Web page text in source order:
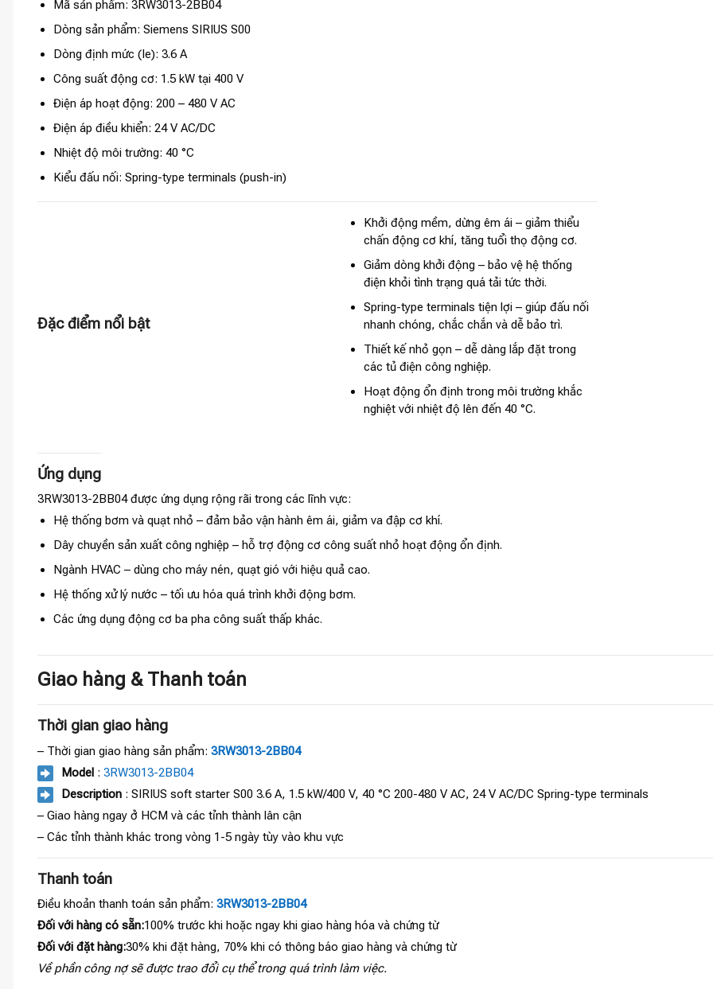
Mã sản phẩm: 3RW3013-2BB04
Dòng sản phẩm: Siemens SIRIUS S00
Dòng định mức (Ie): 3.6 A
Công suất động cơ: 1.5 kW tại 400 V
Điện áp hoạt động: 200 – 480 V AC
Điện áp điều khiển: 24 V AC/DC
Nhiệt độ môi trường: 40 °C
Kiểu đấu nối: Spring-type terminals (push-in)
Đặc điểm nổi bật
Khởi động mềm, dừng êm ái – giảm thiểu
chấn động cơ khí, tăng tuổi thọ động cơ.
Giảm dòng khởi động – bảo vệ hệ thống
điện khỏi tình trạng quá tải tức thời.
Spring-type terminals tiện lợi – giúp đấu nối
nhanh chóng, chắc chắn và dễ bảo trì.
Thiết kế nhỏ gọn – dễ dàng lắp đặt trong
các tủ điện công nghiệp.
Hoạt động ổn định trong môi trường khắc
nghiệt với nhiệt độ lên đến 40 °C.
Ứng dụng
3RW3013-2BB04 được ứng dụng rộng rãi trong các lĩnh vực:
Hệ thống bơm và quạt nhỏ – đảm bảo vận hành êm ái, giảm va đập cơ khí.
Dây chuyền sản xuất công nghiệp – hỗ trợ động cơ công suất nhỏ hoạt động ổn định.
Ngành HVAC – dùng cho máy nén, quạt gió với hiệu quả cao.
Hệ thống xử lý nước – tối ưu hóa quá trình khởi động bơm.
Các ứng dụng động cơ ba pha công suất thấp khác.
Giao hàng & Thanh toán
Thời gian giao hàng
– Thời gian giao hàng sản phẩm: 3RW3013-2BB04
Model : 3RW3013-2BB04
Description : SIRIUS soft starter S00 3.6 A, 1.5 kW/400 V, 40 °C 200-480 V AC, 24 V AC/DC Spring-type terminals
– Giao hàng ngay ở HCM và các tỉnh thành lân cận
– Các tỉnh thành khác trong vòng 1-5 ngày tùy vào khu vực
Thanh toán
Điều khoản thanh toán sản phẩm: 3RW3013-2BB04
Đối với hàng có sẵn:100% trước khi hoặc ngay khi giao hàng hóa và chứng từ
Đối với đặt hàng:30% khi đặt hàng, 70% khi có thông báo giao hàng và chứng từ
Về phần công nợ sẽ được trao đổi cụ thể trong quá trình làm việc.